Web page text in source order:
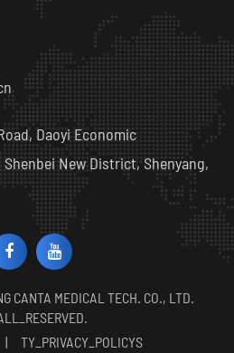
Daoyi Economic
New District, Shenyang,
CANTA MEDICAL TECH. CO., LTD.
TY_PRIVACY_POLICYS